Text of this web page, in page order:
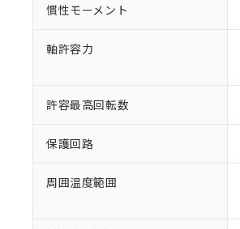
慣性モーメント
軸許容力
許容最高回転数
保護回路
周囲温度範囲